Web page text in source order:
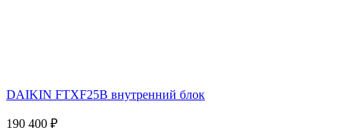
DAIKIN FTXF25B внутренний блок
190 400 ₽